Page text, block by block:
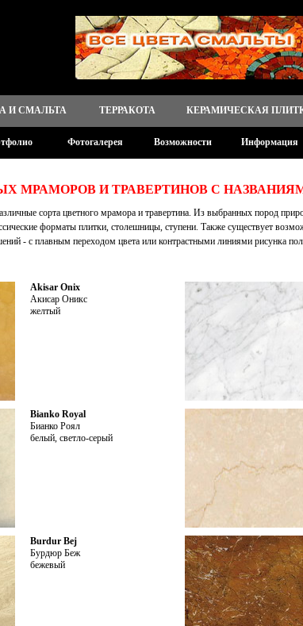
И СМАЛЬТА ТЕРРАКОТА КЕРАМИЧЕСКАЯ
Фотогалерея Возможности Информация
МРАМОРОВ И ТРАВЕРТИНОВ С
сорта цветного мрамора и травертина. Из выбранных пород
форматы плитки, столешницы, ступени. Также существует
- с плавным переходом цвета или контрастными линиями рисунка
Akisar Onix
Акисар Оникс
желтый
Bianko Royal
Бианко Роял
белый, светло-серый
Burdur Bej
Бурдюр Беж
бежевый